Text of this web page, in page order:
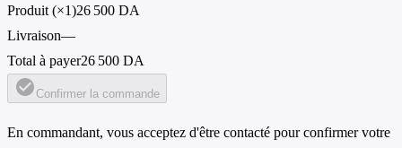
Produit (×1)26 500 DA
Livraison—
Total à payer26 500 DA
check_circle Confirmer la commande
En commandant, vous acceptez d'être contacté pour confirmer votre